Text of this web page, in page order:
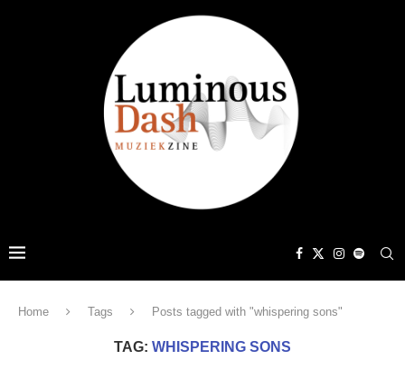
Home Tags Posts tagged with "whispering sons"
TAG: WHISPERING SONS